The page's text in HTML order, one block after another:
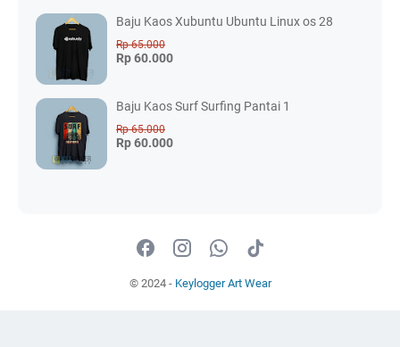
Baju Kaos Xubuntu Ubuntu Linux os 28
Rp 65.000
Rp 60.000
Baju Kaos Surf Surfing Pantai 1
Rp 65.000
Rp 60.000
© 2024 - Keylogger Art Wear